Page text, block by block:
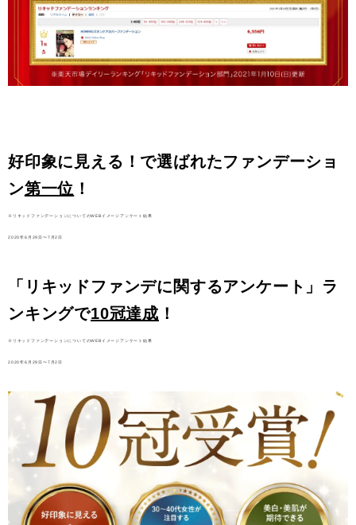
好印象に見える！で選ばれたファンデーショ
ン第一位 ！
※リキッドファンデーションについてのWEBイメージアンケート結果
2020年6月29日〜7月2日
「リキッドファンデに関するアンケート」ラ
ンキングで10冠達成 ！
※リキッドファンデーションについてのWEBイメージアンケート結果
2020年6月29日〜7月2日